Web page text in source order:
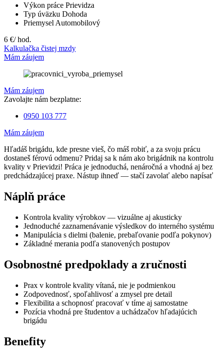
Výkon práce Prievidza
Typ úväzku Dohoda
Priemysel Automobilový
6 €/ hod.
Kalkulačka čistej mzdy
Mám záujem
Mám záujem
Zavolajte nám bezplatne:
0950 103 777
Mám záujem
Hľadáš brigádu, kde presne vieš, čo máš robiť, a za svoju prácu
dostaneš férovú odmenu? Pridaj sa k nám ako brigádnik na kontrolu
kvality v Prievidzi! Práca je jednoduchá, nenáročná a vhodná aj bez
predchádzajúcej praxe. Nástup ihneď — stačí zavolať alebo napísať
Náplň práce
Kontrola kvality výrobkov — vizuálne aj akusticky
Jednoduché zaznamenávanie výsledkov do interného systému
Manipulácia s dielmi (balenie, prebaľovanie podľa pokynov)
Základné merania podľa stanovených postupov
Osobnostné predpoklady a zručnosti
Prax v kontrole kvality vítaná, nie je podmienkou
Zodpovednosť, spoľahlivosť a zmysel pre detail
Flexibilita a schopnosť pracovať v tíme aj samostatne
Pozícia vhodná pre študentov a uchádzačov hľadajúcich
brigádu
Benefity